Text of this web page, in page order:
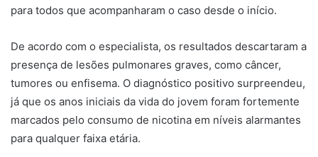
para todos que acompanharam o caso desde o início.
De acordo com o especialista, os resultados descartaram a
presença de lesões pulmonares graves, como câncer,
tumores ou enfisema. O diagnóstico positivo surpreendeu,
já que os anos iniciais da vida do jovem foram fortemente
marcados pelo consumo de nicotina em níveis alarmantes
para qualquer faixa etária.